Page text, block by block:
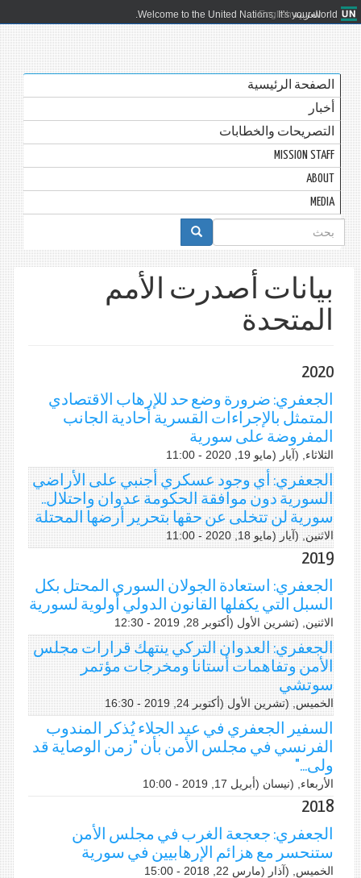
Welcome to the United Nations. It's your world.
العربية English
الصفحة الرئيسية
أخبار
التصريحات والخطابات
MISSION STAFF
ABOUT
MEDIA
استمارة
البحث
بيانات أصدرت الأمم
المتحدة
2020
الجعفري: ضرورة وضع حد للإرهاب الاقتصادي
المتمثل بالإجراءات القسرية أحادية الجانب
المفروضة على سورية
الثلاثاء, (آيار (مايو 19, 2020 - 11:00
الجعفري: أي وجود عسكري أجنبي على الأراضي
السورية دون موافقة الحكومة عدوان واحتلال..
سورية لن تتخلى عن حقها بتحرير أرضها المحتلة
الاثنين, (آيار (مايو 18, 2020 - 11:00
2019
الجعفري: استعادة الجولان السوري المحتل بكل
السبل التي يكفلها القانون الدولي أولوية لسورية
الاثنين, (تشرين اﻷول (أكتوبر 28, 2019 - 12:30
الجعفري: العدوان التركي ينتهك قرارات مجلس
الأمن وتفاهمات أستانا ومخرجات مؤتمر
سوتشي
الخميس, (تشرين اﻷول (أكتوبر 24, 2019 - 16:30
السفير الجعفري في عيد الجلاء يُذكر المندوب
الفرنسي في مجلس الأمن بأن "زمن الوصاية قد
ولى..."
الأربعاء, (نيسان (أبريل 17, 2019 - 10:00
2018
الجعفري: جعجعة الغرب في مجلس الأمن
ستنحسر مع هزائم الإرهابيين في سورية
الخميس, (آذار (مارس 22, 2018 - 15:00